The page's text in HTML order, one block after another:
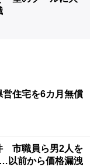
住宅を6カ月無償
市職員ら男2人を
前から価格漏洩